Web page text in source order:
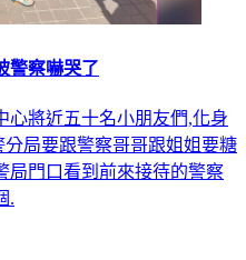
警察嚇哭了
心將近五十名小朋友們,化身
局要跟警察哥哥跟姐姐要糖
局門口看到前來接待的警察
.